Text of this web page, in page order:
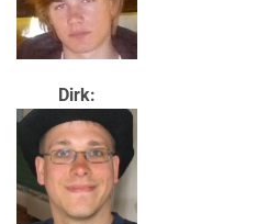
Dirk: